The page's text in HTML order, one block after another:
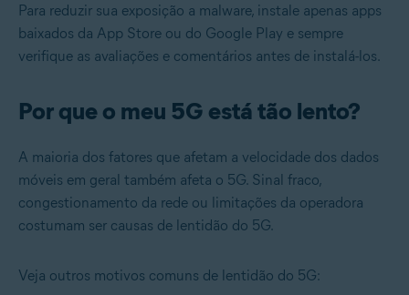
Para reduzir sua exposição a malware, instale apenas apps
baixados da App Store ou do Google Play e sempre
verifique as avaliações e comentários antes de instalá-los.
Por que o meu 5G está tão lento?
A maioria dos fatores que afetam a velocidade dos dados
móveis em geral também afeta o 5G. Sinal fraco,
congestionamento da rede ou limitações da operadora
costumam ser causas de lentidão do 5G.
Veja outros motivos comuns de lentidão do 5G: